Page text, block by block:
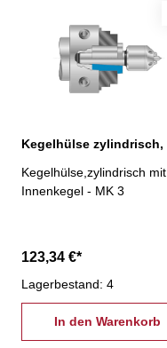
Kegelhülse,zylindrisch mit
Innenkegel - MK 3
123,34 €*
Lagerbestand: 4
In den Warenkorb